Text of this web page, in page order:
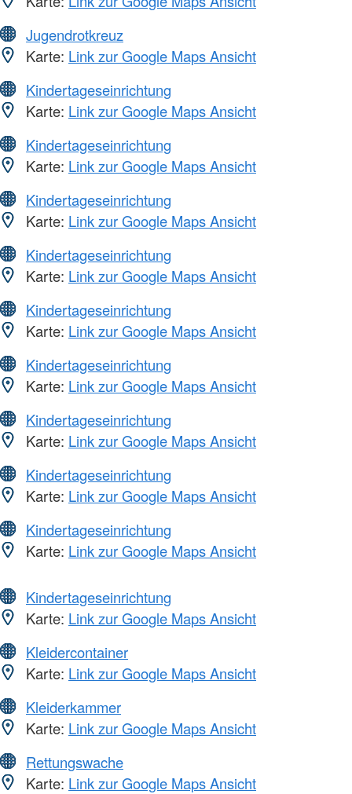
Jugendrotkreuz
Karte: Link zur Google Maps Ansicht
Kindertageseinrichtung
Karte: Link zur Google Maps Ansicht
Kindertageseinrichtung
Karte: Link zur Google Maps Ansicht
Kindertageseinrichtung
Karte: Link zur Google Maps Ansicht
Kindertageseinrichtung
Karte: Link zur Google Maps Ansicht
Kindertageseinrichtung
Karte: Link zur Google Maps Ansicht
Kindertageseinrichtung
Karte: Link zur Google Maps Ansicht
Kindertageseinrichtung
Karte: Link zur Google Maps Ansicht
Kindertageseinrichtung
Karte: Link zur Google Maps Ansicht
Kindertageseinrichtung
Karte: Link zur Google Maps Ansicht
Kindertageseinrichtung
Karte: Link zur Google Maps Ansicht
Kleidercontainer
Karte: Link zur Google Maps Ansicht
Kleiderkammer
Karte: Link zur Google Maps Ansicht
Rettungswache
Karte: Link zur Google Maps Ansicht